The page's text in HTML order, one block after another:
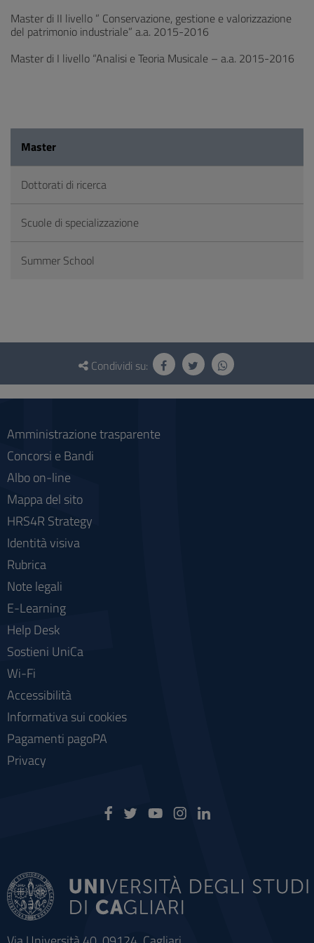
Master di II livello ” Conservazione, gestione e valorizzazione
del patrimonio industriale” a.a. 2015-2016
Master di I livello “Analisi e Teoria Musicale – a.a. 2015-2016
Master
Dottorati di ricerca
Scuole di specializzazione
Summer School
Questionario
social
Condividi su:
Amministrazione trasparente
Concorsi e Bandi
Albo on-line
Mappa del sito
HRS4R Strategy
Identità visiva
Rubrica
Note legali
E-Learning
Help Desk
Sostieni UniCa
Wi-Fi
Accessibilità
Informativa sui cookies
Pagamenti pagoPA
Privacy